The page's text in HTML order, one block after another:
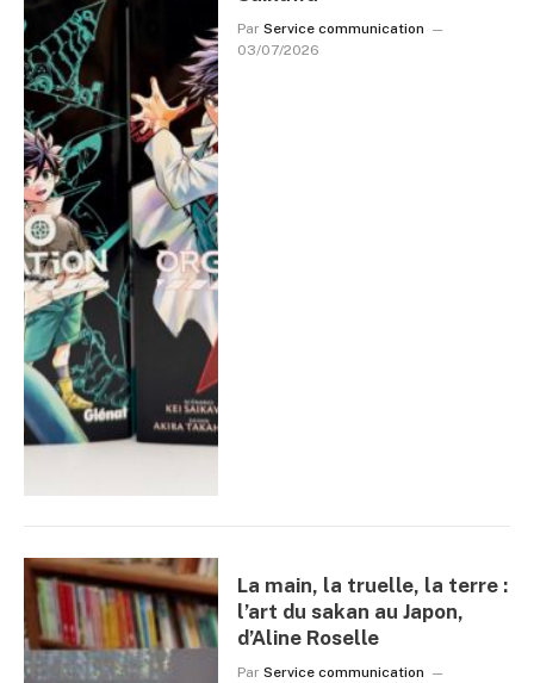
Par Service communication
03/07/2026
La main, la truelle, la terre :
l’art du sakan au Japon,
d’Aline Roselle
Par Service communication